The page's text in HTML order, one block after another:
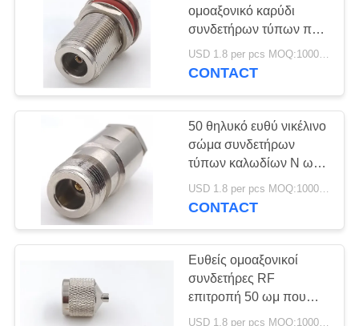
ομοαξονικό καρύδι
συνδετήρων τύπων που
τοποθετεί με Crimp για
το καλώδιο
USD 1.8 per pcs MOQ:1000pcs
CONTACT
50 θηλυκό ευθύ νικέλινο
σώμα συνδετήρων
τύπων καλωδίων Ν ωμ
ομοαξονικό
CONTACT
Ευθείς ομοαξονικοί
συνδετήρες RF
επιτροπή 50 ωμ που
τοποθετεί τον αρσενικό